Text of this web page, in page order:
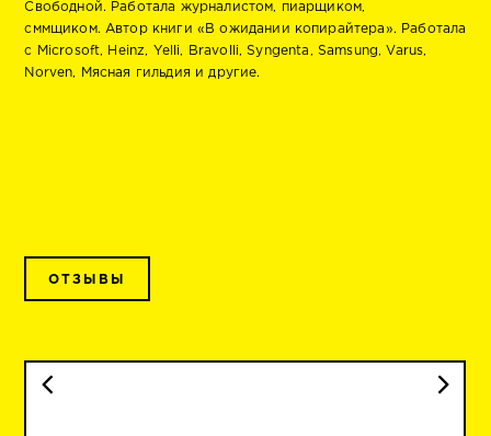
Свободной. Работала журналистом, пиарщиком,
сммщиком. Автор книги «В ожидании копирайтера». Работала
с Microsoft, Heinz, Yelli, Bravolli, Syngenta, Samsung, Varus,
Norven, Мясная гильдия и другие.
ОТЗЫВЫ